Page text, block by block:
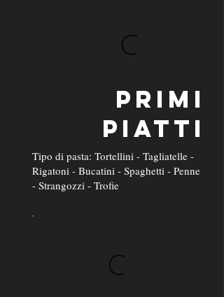
PRIMI
PIATTI
Tipo di pasta: Tortellini - Tagliatelle -
Rigatoni - Bucatini - Spaghetti - Penne
- Strangozzi - Trofie